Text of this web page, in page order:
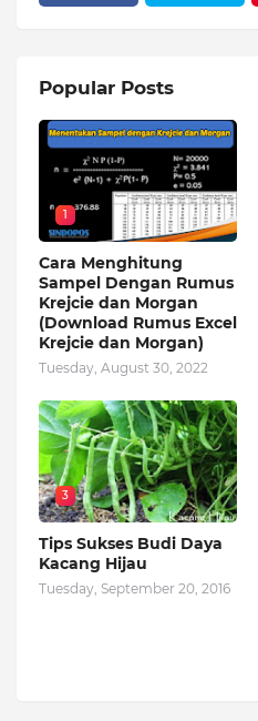
Popular Posts
1
Cara Menghitung
Sampel Dengan Rumus
Krejcie dan Morgan
(Download Rumus Excel
Krejcie dan Morgan)
Tuesday, August 30, 2022
3
Tips Sukses Budi Daya
Kacang Hijau
Tuesday, September 20, 2016